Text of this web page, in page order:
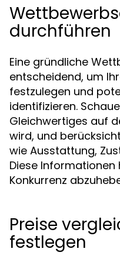
durchführen
Eine gründliche
entscheidend, um
festzulegen und
identifizieren.
Gleichwertiges auf
wird, und
wie Ausstattung,
Diese Informationen
Konkurrenz
Preise
festlegen